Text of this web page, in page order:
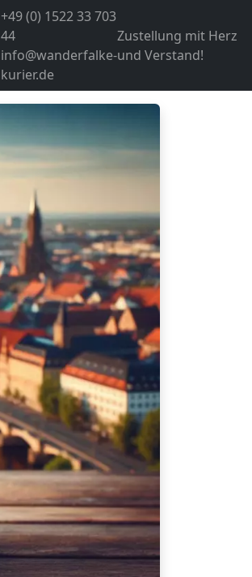
+49 (0) 1522 33 703
44
info@wanderfalke-
kurier.de
Zustellung mit Herz
und Verstand!